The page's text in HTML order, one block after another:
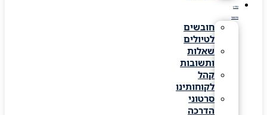
חובשים
לטיולים
שאלות
ותשובות
קהל
לקוחותינו
סרטוני
הדרכה